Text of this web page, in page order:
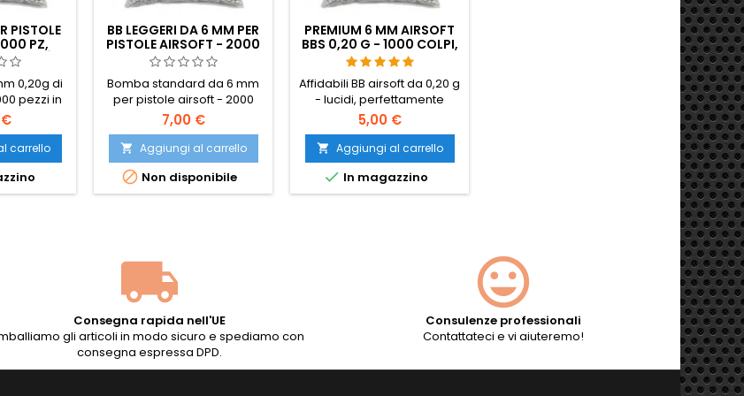
PISTOLE
PZ,
0,20g di
pezzi in
standard
con
AEG e le
5,95mm,
carrello
BB LEGGERI DA 6 MM PER
PISTOLE AIRSOFT - 2000
PEZZI, 0,12 G, ALTA
QUALITÀ
Bomba standard da 6 mm
per pistole airsoft - 2000
pezzi, 0,12 g, alta qualità.
Confezionati in un
sacchetto di plastica. Questi
BB sono consigliati per
repliche di bassa potenza,
pistole.
7,00 €
 Aggiungi al carrello
 Non disponibile
PREMIUM 6 MM AIRSOFT
BBS 0,20 G - 1000 COLPI,
NO-JAM, TIRO DRITTO
Affidabili BB airsoft da 0,20 g
- lucidi, perfettamente
rotondi, alimentazione
affidabile attraverso
qualsiasi hop-up. 1000 colpi
per hi-cap, granate a gas e
caricatori standard.
Garanzia di non
5,00 €
 Aggiungi al carrello
 In magazzino
Consegna rapida nell'UE
gli articoli in modo sicuro e spediamo con
consegna espressa DPD.
Consulenze professionali
Contattateci e vi aiuteremo!